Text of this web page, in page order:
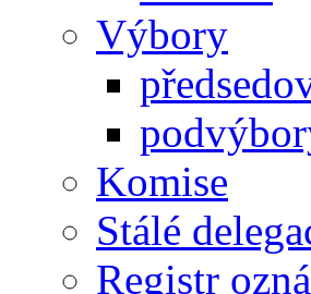
Výbory
Komise
Stálé
Registr